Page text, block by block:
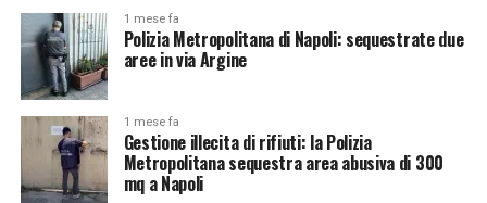
1 mese fa
Polizia Metropolitana di Napoli: sequestrate due
aree in via Argine
1 mese fa
Gestione illecita di rifiuti: la Polizia
Metropolitana sequestra area abusiva di 300
mq a Napoli